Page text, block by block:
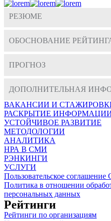
РЕЗЮМЕ
ОБОСНОВАНИЕ
ПРОГНОЗ
ДОПОЛНИТЕЛЬНАЯ
ВАКАНСИИ И
РАСКРЫТИЕ
УСТОЙЧИВОЕ РАЗВИТИЕ
МЕТОДОЛОГИИ
АНАЛИТИКА
НРА В СМИ
РЭНКИНГИ
УСЛУГИ
Пользовательское
Политика в отношении
персональных данных
Рейтинги
Рейтинги по организациям